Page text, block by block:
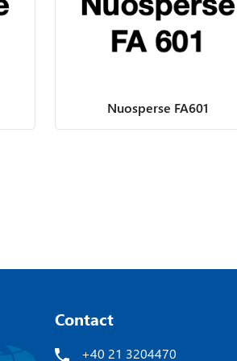
Nuosperse FA601
Contact
+40 21 3204470